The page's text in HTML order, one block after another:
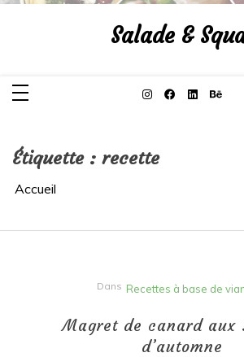
Aller
Salade &
Étiquette : recette
Accueil
Dans Recettes à base de
Magret de canard aux
d’automne